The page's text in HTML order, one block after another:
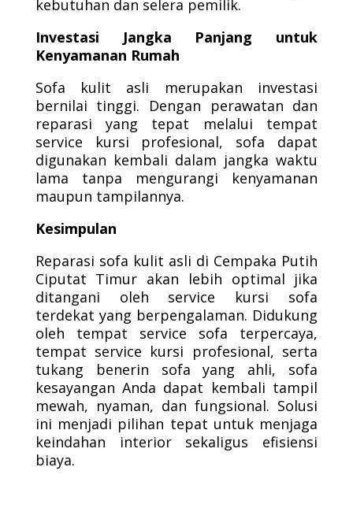
kebutuhan dan selera pemilik.
Investasi Jangka Panjang untuk
Kenyamanan Rumah
Sofa kulit asli merupakan investasi
bernilai tinggi. Dengan perawatan dan
reparasi yang tepat melalui tempat
service kursi profesional, sofa dapat
digunakan kembali dalam jangka waktu
lama tanpa mengurangi kenyamanan
maupun tampilannya.
Kesimpulan
Reparasi sofa kulit asli di Cempaka Putih
Ciputat Timur akan lebih optimal jika
ditangani oleh service kursi sofa
terdekat yang berpengalaman. Didukung
oleh tempat service sofa terpercaya,
tempat service kursi profesional, serta
tukang benerin sofa yang ahli, sofa
kesayangan Anda dapat kembali tampil
mewah, nyaman, dan fungsional. Solusi
ini menjadi pilihan tepat untuk menjaga
keindahan interior sekaligus efisiensi
biaya.